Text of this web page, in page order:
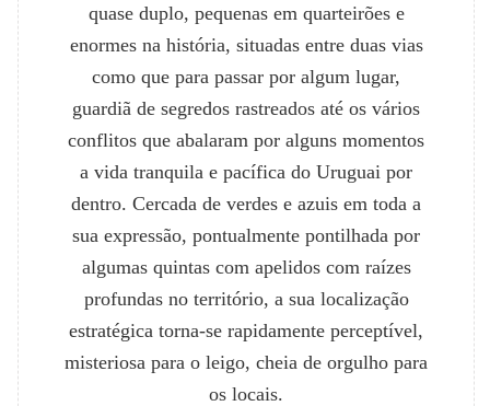
quase duplo, pequenas em quarteirões e
enormes na história, situadas entre duas vias
como que para passar por algum lugar,
guardiã de segredos rastreados até os vários
conflitos que abalaram por alguns momentos
a vida tranquila e pacífica do Uruguai por
dentro. Cercada de verdes e azuis em toda a
sua expressão, pontualmente pontilhada por
algumas quintas com apelidos com raízes
profundas no território, a sua localização
estratégica torna-se rapidamente perceptível,
misteriosa para o leigo, cheia de orgulho para
os locais.